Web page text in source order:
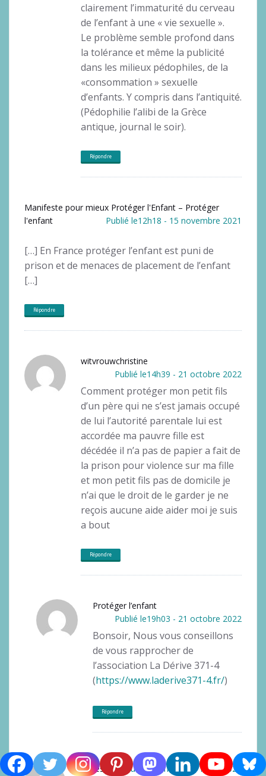
clairement l’immaturité du cerveau
de l’enfant à une « vie sexuelle ».
Le problème semble profond dans
la tolérance et même la publicité
dans les milieux pédophiles, de la
«consommation » sexuelle
d’enfants. Y compris dans l’antiquité.
(Pédophilie l’alibi de la Grèce
antique, journal le soir).
Répondre
Manifeste pour mieux Protéger l'Enfant – Protéger
l'enfant
Publié le12h18 - 15 novembre 2021
[…] En France protéger l’enfant est puni de
prison et de menaces de placement de l’enfant
[…]
Répondre
witvrouwchristine
Publié le14h39 - 21 octobre 2022
Comment protéger mon petit fils
d’un père qui ne s’est jamais occupé
de lui l’autorité parentale lui est
accordée ma pauvre fille est
décédée il n’a pas de papier a fait de
la prison pour violence sur ma fille
et mon petit fils pas de domicile je
n’ai que le droit de le garder je ne
reçois aucune aide aider moi je suis
a bout
Répondre
Protéger l’enfant
Publié le19h03 - 21 octobre 2022
Bonsoir, Nous vous conseillons
de vous rapprocher de
l’association La Dérive 371-4
(https://www.laderive371-4.fr/)
Répondre
Fages Publié le11h53 - 11 mars 2023